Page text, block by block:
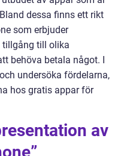
dessa finns ett rikt
som erbjuder
tillgång till olika
behöva betala något. I
undersöka fördelarna,
hos gratis appar för
av